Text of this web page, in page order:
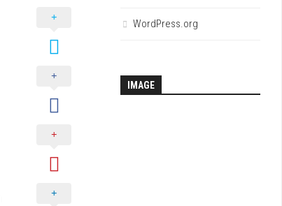
WordPress.org
IMAGE